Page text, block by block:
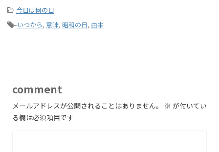
-今日は何の日
-いつから, 意味, 昭和の日, 由来
comment
メールアドレスが公開されることはありません。 ※ が付いてい
る欄は必須項目です